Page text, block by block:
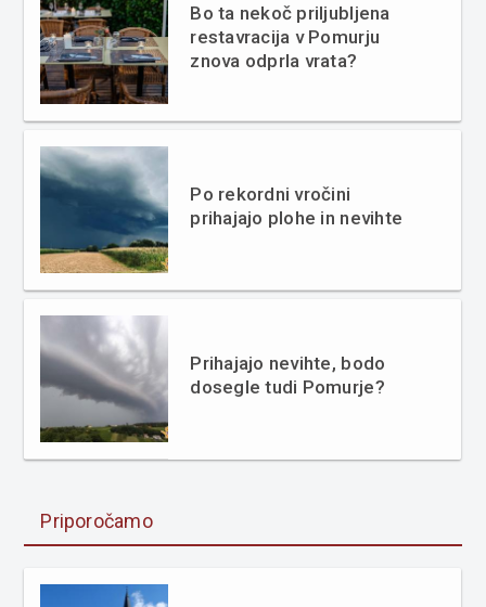
Bo ta nekoč priljubljena
restavracija v Pomurju
znova odprla vrata?
Po rekordni vročini
prihajajo plohe in nevihte
Prihajajo nevihte, bodo
dosegle tudi Pomurje?
Priporočamo